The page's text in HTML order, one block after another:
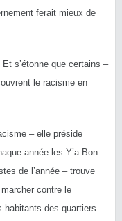
ferait mieux de
s’étonne que certains –
le racisme en
– elle préside
année les Y’a Bon
de l’année – trouve
contre le
habitants des quartiers